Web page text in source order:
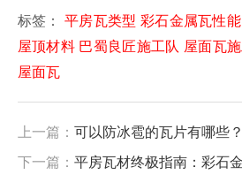
标签： 平房瓦类型 彩石金属瓦性能
屋顶材料 巴蜀良匠施工队 屋面瓦
屋面瓦
上一篇： 可以防冰雹的瓦片有哪些？固美惠彩石金属瓦
下一篇： 平房瓦材终极指南：彩石金属瓦VS